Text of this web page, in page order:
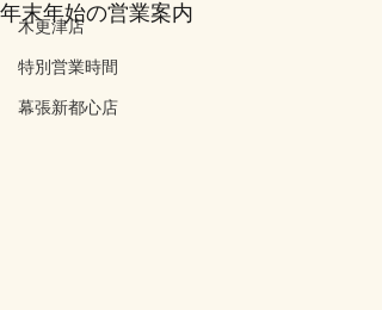
木更津店
特別営業時間
幕張新都心店
年末年始の営業案内